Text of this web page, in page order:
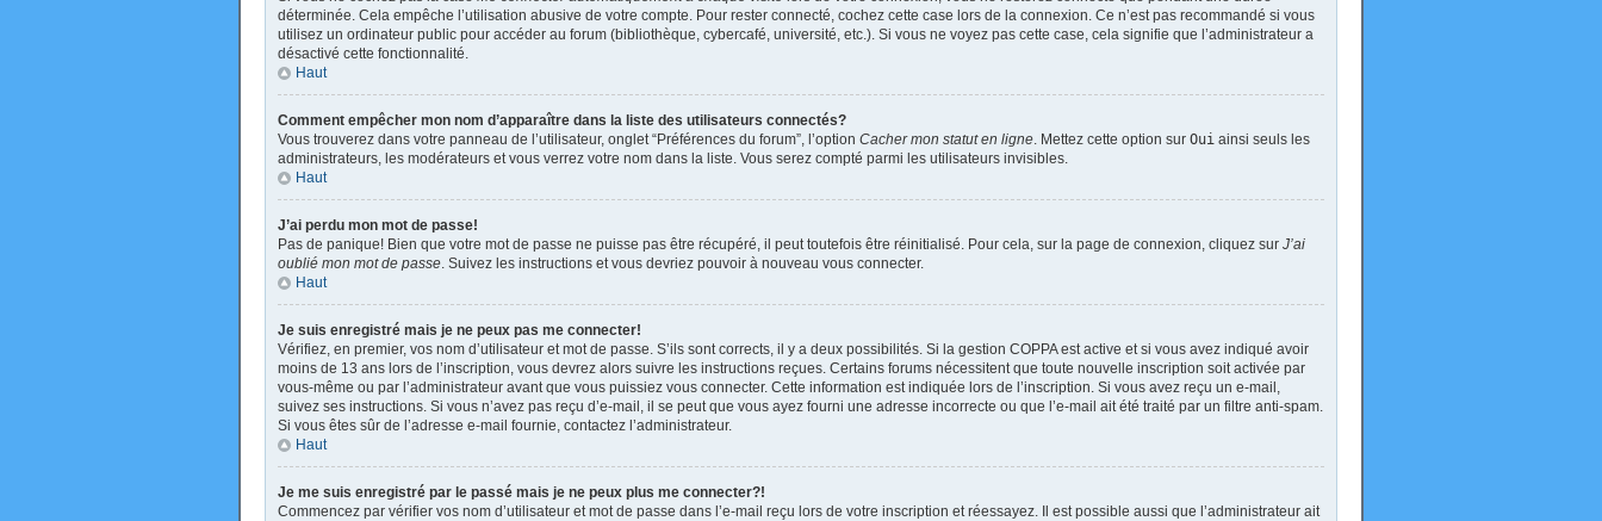
déterminée. Cela empêche l’utilisation abusive de votre compte. Pour rester connecté, cochez cette case lors de la connexion. Ce n’est pas recommandé si vous
utilisez un ordinateur public pour accéder au forum (bibliothèque, cybercafé, université, etc.). Si vous ne voyez pas cette case, cela signifie que l’administrateur a
désactivé cette fonctionnalité.
Haut
Comment empêcher mon nom d’apparaître dans la liste des utilisateurs connectés?
Vous trouverez dans votre panneau de l’utilisateur, onglet “Préférences du forum”, l’option Cacher mon statut en ligne. Mettez cette option sur Oui ainsi seuls les
administrateurs, les modérateurs et vous verrez votre nom dans la liste. Vous serez compté parmi les utilisateurs invisibles.
Haut
J’ai perdu mon mot de passe!
Pas de panique! Bien que votre mot de passe ne puisse pas être récupéré, il peut toutefois être réinitialisé. Pour cela, sur la page de connexion, cliquez sur J’ai
oublié mon mot de passe. Suivez les instructions et vous devriez pouvoir à nouveau vous connecter.
Haut
Je suis enregistré mais je ne peux pas me connecter!
Vérifiez, en premier, vos nom d’utilisateur et mot de passe. S’ils sont corrects, il y a deux possibilités. Si la gestion COPPA est active et si vous avez indiqué avoir
moins de 13 ans lors de l’inscription, vous devrez alors suivre les instructions reçues. Certains forums nécessitent que toute nouvelle inscription soit activée par
vous-même ou par l’administrateur avant que vous puissiez vous connecter. Cette information est indiquée lors de l’inscription. Si vous avez reçu un e-mail,
suivez ses instructions. Si vous n’avez pas reçu d’e-mail, il se peut que vous ayez fourni une adresse incorrecte ou que l’e-mail ait été traité par un filtre anti-spam.
Si vous êtes sûr de l’adresse e-mail fournie, contactez l’administrateur.
Haut
Je me suis enregistré par le passé mais je ne peux plus me connecter?!
Commencez par vérifier vos nom d’utilisateur et mot de passe dans l’e-mail reçu lors de votre inscription et réessayez. Il est possible aussi que l’administrateur ait